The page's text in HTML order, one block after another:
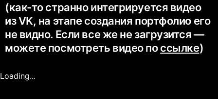
(как-то странно интегрируется видео
из VK, на этапе создания портфолио его
не видно. Если все же не загрузится —
можете посмотреть видео поссылке)
Loading...